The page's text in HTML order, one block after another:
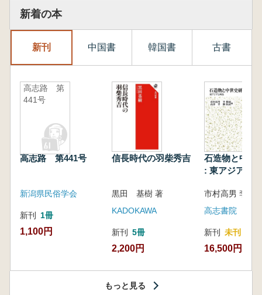
新着の本
新刊 中国書 韓国書 古書
高志路 第
441号
高志路 第441号
新潟県民俗学会
新刊 1冊
1,100円
信長時代の羽柴秀吉
黒田 基樹 著
KADOKAWA
新刊 5冊
2,200円
石造物と中世
: 東アジアと
高志書院
新刊 未刊
16,500円
もっと見る